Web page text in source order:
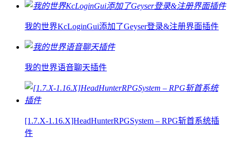
我的世界KcLoginGui添加了Geyser登录&注册界面插件
我的世界语音聊天插件
[1.7.X-1.16.X]HeadHunterRPGSystem – RPG斩首系统插
件